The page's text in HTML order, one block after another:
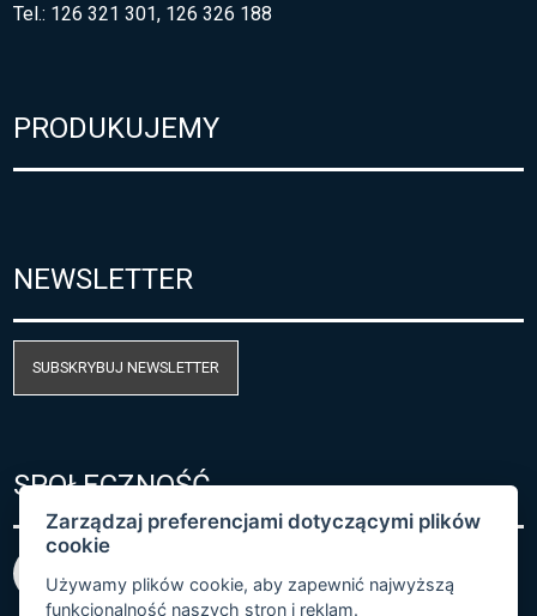
Tel.: 126 321 301, 126 326 188
PRODUKUJEMY
NEWSLETTER
SUBSKRYBUJ NEWSLETTER
SPOŁECZNOŚĆ
Zarządzaj preferencjami dotyczącymi plików
cookie
Używamy plików cookie, aby zapewnić najwyższą
funkcjonalność naszych stron i reklam.